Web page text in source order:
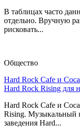
В таблицах часто
отдельно. Вручную
рисковать...
Общество
Hard Rock Cafe и
Hard Rock Rising для
Hard Rock Cafe и
Rising. Музыкальный
заведения Hard...